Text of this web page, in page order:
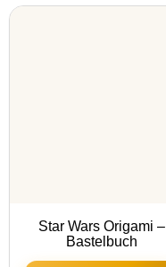
Star Wars Origami –
Bastelbuch